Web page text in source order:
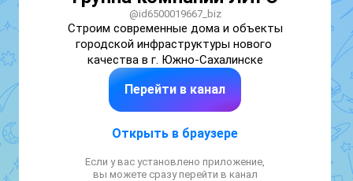
@id6500019667_biz
Строим современные дома и объекты
городской инфраструктуры нового
качества в г. Южно-Сахалинске
Перейти в канал
Открыть в браузере
Если у вас установлено приложение,
вы можете сразу перейти в канал